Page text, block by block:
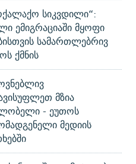
სიკვდილი“:
ემიგრაციაში მყოფი
სამართლებრივ
ქმნის
მზია
- ეუთოს
მედიის